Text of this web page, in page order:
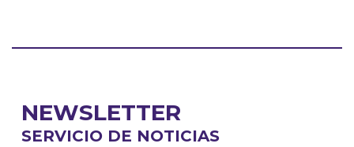
NEWSLETTER
SERVICIO DE NOTICIAS